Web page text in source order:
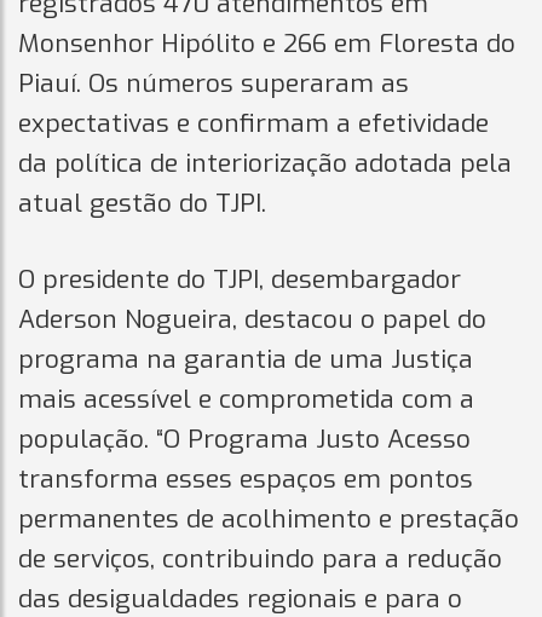
Monsenhor Hipólito e 266 em Floresta do
Piauí. Os números superaram as
expectativas e confirmam a efetividade
da política de interiorização adotada pela
atual gestão do TJPI.
O presidente do TJPI, desembargador
Aderson Nogueira, destacou o papel do
programa na garantia de uma Justiça
mais acessível e comprometida com a
população. “O Programa Justo Acesso
transforma esses espaços em pontos
permanentes de acolhimento e prestação
de serviços, contribuindo para a redução
das desigualdades regionais e para o